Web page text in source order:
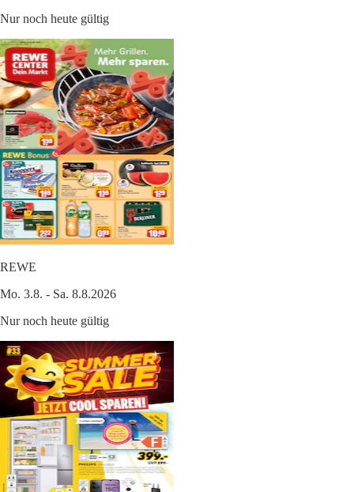
Nur noch heute gültig
REWE
Mo. 3.8. - Sa. 8.8.2026
Nur noch heute gültig